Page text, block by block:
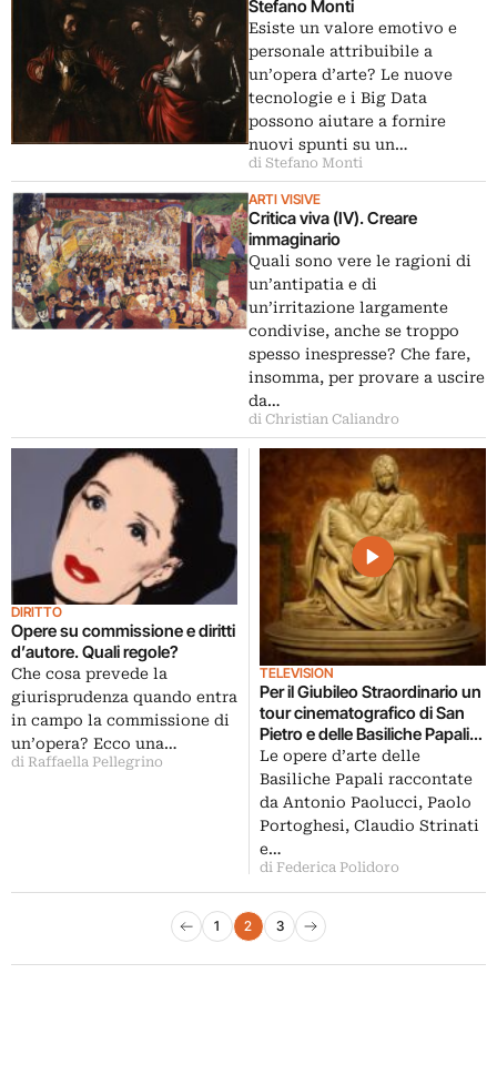
Stefano Monti
Esiste un valore emotivo e
personale attribuibile a
un’opera d’arte? Le nuove
tecnologie e i Big Data
possono aiutare a fornire
nuovi spunti su un…
di Stefano Monti
ARTI VISIVE
Critica viva (IV). Creare
immaginario
Quali sono vere le ragioni di
un’antipatia e di
un’irritazione largamente
condivise, anche se troppo
spesso inespresse? Che fare,
insomma, per provare a uscire
da…
di Christian Caliandro
DIRITTO
Opere su commissione e diritti
d’autore. Quali regole?
Che cosa prevede la
giurisprudenza quando entra
in campo la commissione di
un’opera? Ecco una…
di Raffaella Pellegrino
TELEVISION
Per il Giubileo Straordinario un
tour cinematografico di San
Pietro e delle Basiliche Papali.
In 3D.
Le opere d’arte delle
Basiliche Papali raccontate
da Antonio Paolucci, Paolo
Portoghesi, Claudio Strinati
e…
di Federica Polidoro
Paginazione degli articoli
Pagina precedente
1 2 3
Pagina successiva